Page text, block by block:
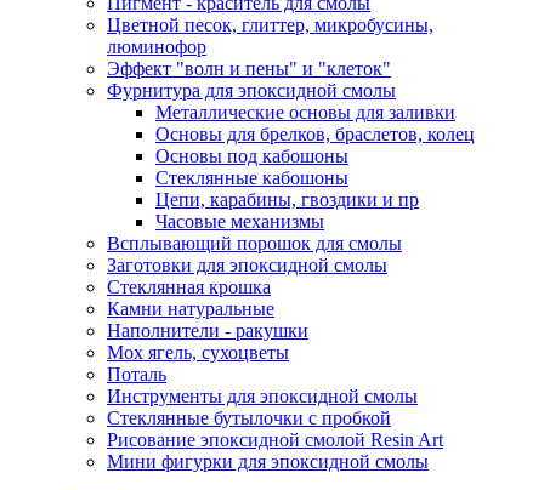
Цветной песок, глиттер, микробусины,
люминофор
Эффект "волн и пены" и "клеток"
Фурнитура для эпоксидной смолы
Металлические основы для заливки
Основы для брелков, браслетов, колец
Основы под кабошоны
Стеклянные кабошоны
Цепи, карабины, гвоздики и пр
Часовые механизмы
Всплывающий порошок для смолы
Заготовки для эпоксидной смолы
Стеклянная крошка
Камни натуральные
Наполнители - ракушки
Мох ягель, сухоцветы
Поталь
Инструменты для эпоксидной смолы
Стеклянные бутылочки с пробкой
Рисование эпоксидной смолой Resin Art
Мини фигурки для эпоксидной смолы